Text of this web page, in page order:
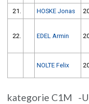
21. HOSKE Jonas
22. EDEL Armin
NOLTE Felix
kategorie C1M -